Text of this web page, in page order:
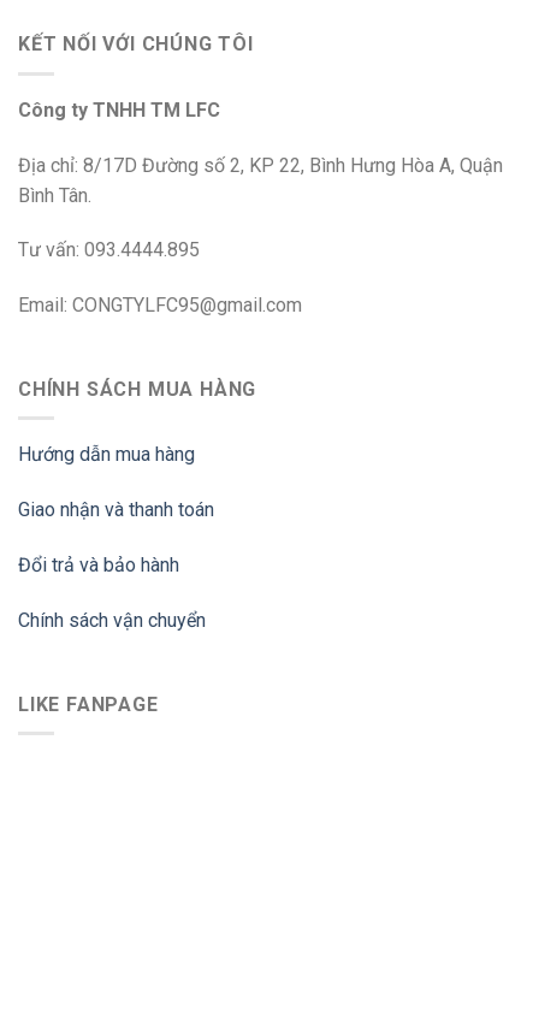
KẾT NỐI VỚI CHÚNG TÔI
Công ty TNHH TM LFC
Địa chỉ: 8/17D Đường số 2, KP 22, Bình Hưng Hòa A, Quận
Bình Tân.
Tư vấn: 093.4444.895
Email: CONGTYLFC95@gmail.com
CHÍNH SÁCH MUA HÀNG
Hướng dẫn mua hàng
Giao nhận và thanh toán
Đổi trả và bảo hành
Chính sách vận chuyển
LIKE FANPAGE